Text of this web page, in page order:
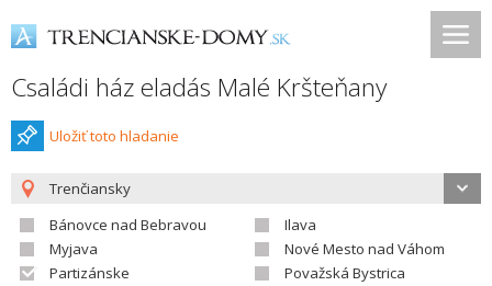
Családi ház eladás Malé Kršteňany
Uložiť toto hladanie
Trenčiansky
Bánovce nad Bebravou
Ilava
Myjava
Nové Mesto nad Váhom
Partizánske
Považská Bystrica